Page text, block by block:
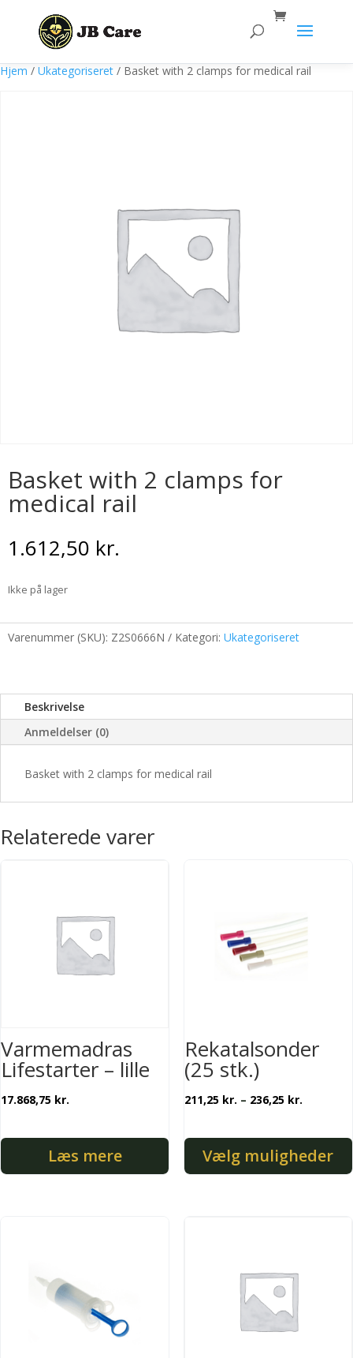
Products
search
Hjem / Ukategoriseret / Basket with 2 clamps for medical rail
Basket with 2 clamps for
medical rail
1.612,50 kr.
Ikke på lager
Varenummer (SKU): Z2S0666N Kategori: Ukategoriseret
Beskrivelse
Anmeldelser (0)
Basket with 2 clamps for medical rail
Relaterede varer
Varmemadras
Lifestarter – lille
17.868,75 kr.
Læs mere
Rekatalsonder
(25 stk.)
211,25 kr. – 236,25 kr.
til
236,25
Vælg muligheder